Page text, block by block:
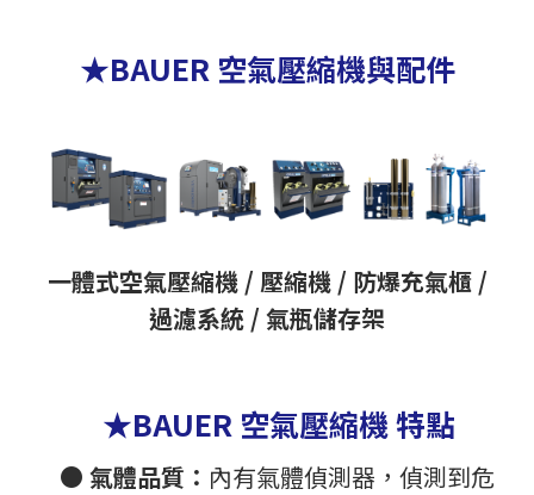
★BAUER 空氣壓縮機與配件
一體式空氣壓縮機 / 壓縮機 / 防爆充氣櫃 /
過濾系統 / 氣瓶儲存架
★BAUER 空氣壓縮機 特點
● 氣體品質： 內有氣體偵測器，偵測到危